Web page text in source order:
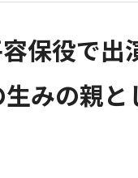
保役で出
みの親